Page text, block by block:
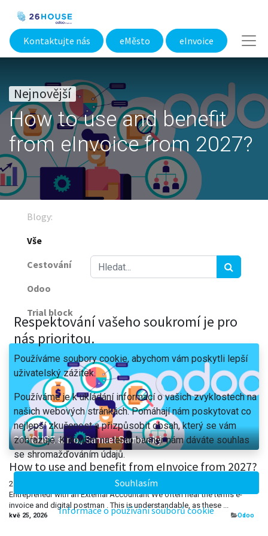
Kontaktujte nás eMěsto​ eInvoice
Nejnovější
How to use and benefit
from eInvoice from 2027?
Blogy:
Vše
Cestování
​Odoo
Trial block
26HOUSE s. r. o., Samuel Sarnovský
How to use and benefit from eInvoice from 2027?
25.5. 2026 Author: Tomáš Píšek - Lead Solution Architect When I Am an
Entrepreneur with an External Accountant We often hear the terms e-
invoice and digital postman . This is understandable, as these ...
kvě 25, 2026 ​Odoo
Respektování vašeho soukromí je pro
nás prioritou.
Používáme soubory cookie, abychom vám poskytli lepší
uživatelský zážitek.
Používáme je k ukládání informací o vašich zvyklostech na
našich webových stránkách. Pomáhají nám poskytovat co
nejlepší zkušenost a přizpůsobit obsah, který se vám
zobrazuje. Kliknutím na tento banner nám dáváte souhlas
se shromažďováním údajů.
Souhlasím
Informace o používání souborů cookie